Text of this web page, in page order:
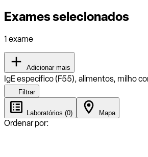
Exames selecionados
1 exame
Adicionar mais
IgE especifico (F55), alimentos, milho
Filtrar
Laboratórios (0) Mapa
Ordenar por: